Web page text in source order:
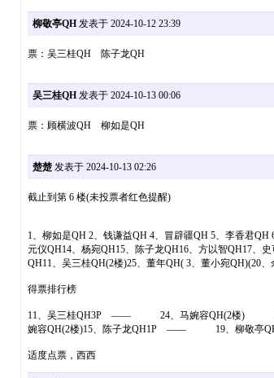
柳敬亭QH发表于 2024-10-12 23:39
票：吴三桂QH 陈子龙QH
吴三桂QH发表于 2024-10-13 00:06
票：顾横波QH 柳如是QH
楚楚发表于 2024-10-13 02:26
截止到第 6 楼(未投票者红色提醒)
1、柳如是QH 2、钱谦益QH 4、冒辟疆QH 5、李香君
元仪QH14、杨宛QH15、陈子龙QH16、方以智QH17
QH11、吴三桂QH(2楼)25、董年QH( 3、董小宛QH)(20、
得票排行榜
11、吴三桂QH3P —— 24、马婉容QH(2楼) 6
婉容QH(2楼)15、陈子龙QH1P —— 19、柳敬亭
适度点票，西西